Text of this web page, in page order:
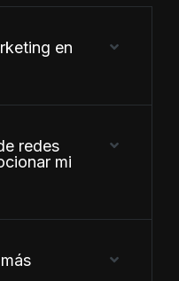
en
redes
mi